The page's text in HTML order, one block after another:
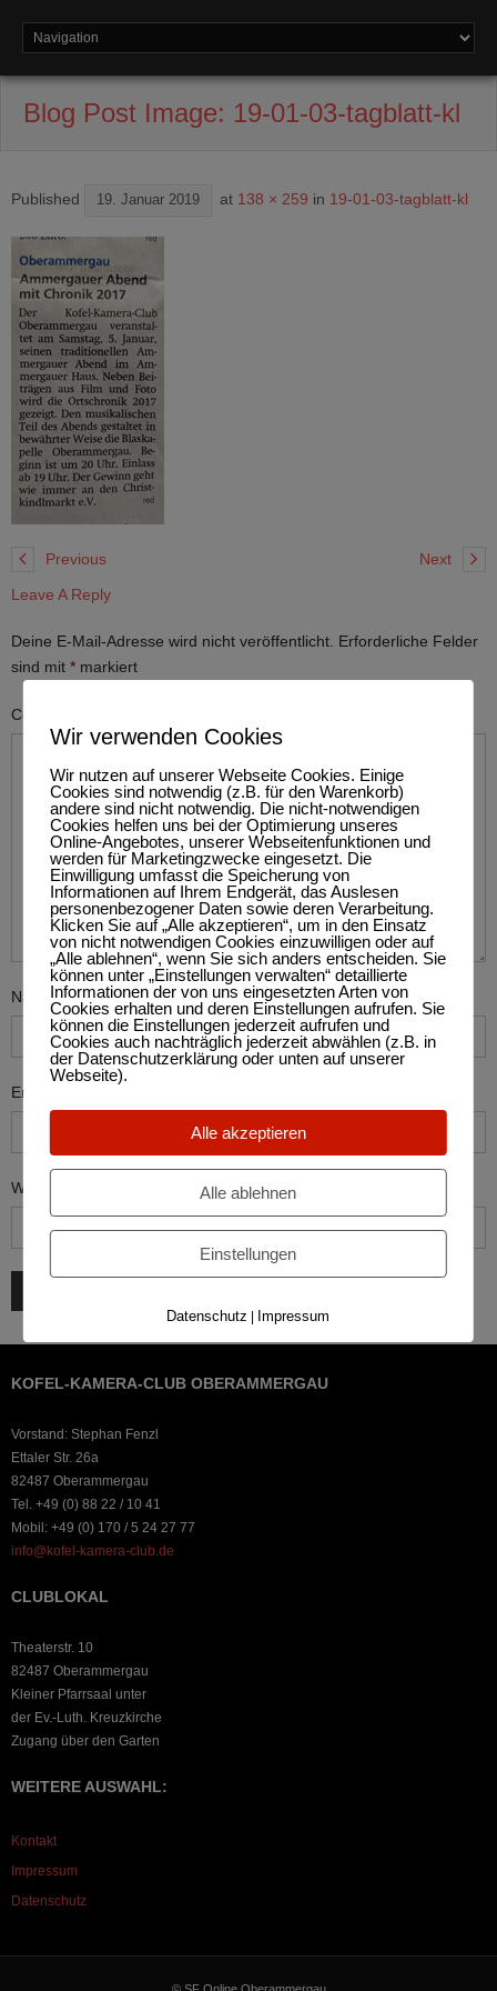
Blog Post Image: 19-01-03-tagblatt-kl
Published 19. Januar 2019 at 138 × 259 in 19-01-03-tagblatt-kl
Previous
Next
Leave A Reply
Deine E-Mail-Adresse wird nicht veröffentlicht. Erforderliche Felder
sind mit * markiert
Comment
Name*
Email
Website
KOFEL-KAMERA-CLUB OBERAMMERGAU
Vorstand: Stephan Fenzl
Ettaler Str. 26a
82487 Oberammergau
Tel. +49 (0) 88 22 / 10 41
Mobil: +49 (0) 170 / 5 24 27 77
info@kofel-kamera-club.de
CLUBLOKAL
Theaterstr. 10
82487 Oberammergau
Kleiner Pfarrsaal unter
der Ev.-Luth. Kreuzkirche
Zugang über den Garten
WEITERE AUSWAHL:
Kontakt
Impressum
Datenschutz
Wir verwenden Cookies
Wir nutzen auf unserer Webseite Cookies. Einige
Cookies sind notwendig (z.B. für den Warenkorb)
andere sind nicht notwendig. Die nicht-notwendigen
Cookies helfen uns bei der Optimierung unseres
Online-Angebotes, unserer Webseitenfunktionen und
werden für Marketingzwecke eingesetzt. Die
Einwilligung umfasst die Speicherung von
Informationen auf Ihrem Endgerät, das Auslesen
personenbezogener Daten sowie deren Verarbeitung.
Klicken Sie auf „Alle akzeptieren“, um in den Einsatz
von nicht notwendigen Cookies einzuwilligen oder auf
„Alle ablehnen“, wenn Sie sich anders entscheiden. Sie
können unter „Einstellungen verwalten“ detaillierte
Informationen der von uns eingesetzten Arten von
Cookies erhalten und deren Einstellungen aufrufen. Sie
können die Einstellungen jederzeit aufrufen und
Cookies auch nachträglich jederzeit abwählen (z.B. in
der Datenschutzerklärung oder unten auf unserer
Webseite).
Alle akzeptieren
Alle ablehnen
Einstellungen
Datenschutz | Impressum